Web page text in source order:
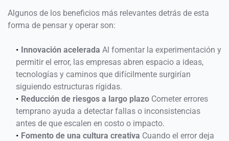
Algunos de los beneficios más relevantes detrás de esta
forma de pensar y operar son:
Innovación acelerada Al fomentar la experimentación y
permitir el error, las empresas abren espacio a ideas,
tecnologías y caminos que difícilmente surgirían
siguiendo estructuras rígidas.
Reducción de riesgos a largo plazo Cometer errores
temprano ayuda a detectar fallas o inconsistencias
antes de que escalen en costo o impacto.
Fomento de una cultura creativa Cuando el error deja